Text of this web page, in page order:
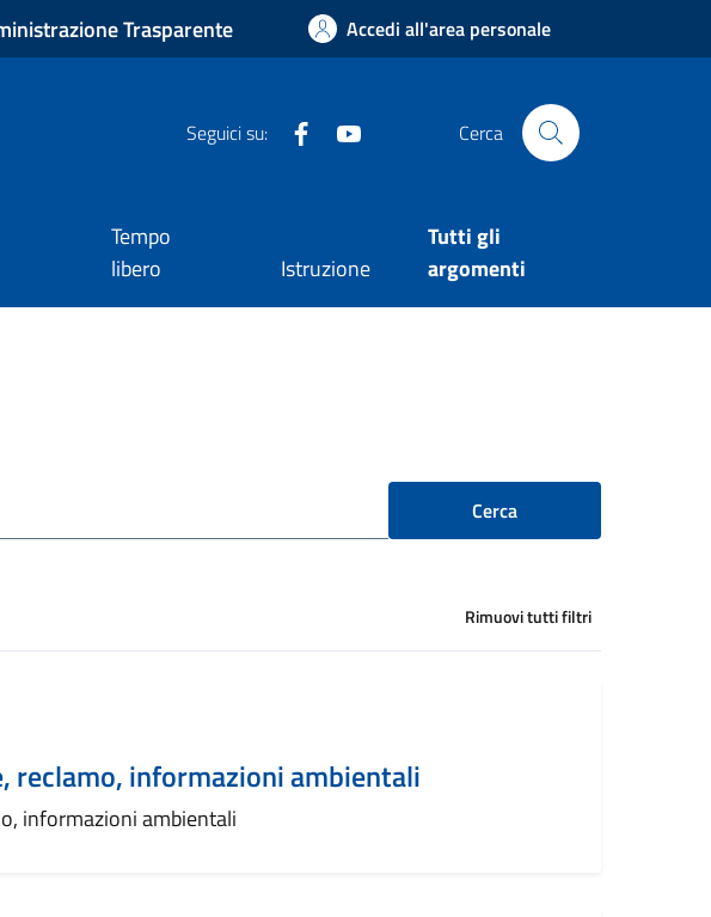
Trasparente Accedi all'area personale
Seguici su: Facebook Cerca
Tempo
libero
Istruzione
Tutti gli
argomenti
Cerca
Rimuovi tutti filtri
reclamo, informazioni ambientali
informazioni ambientali